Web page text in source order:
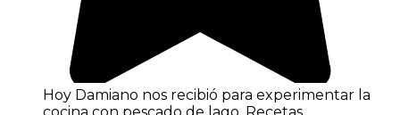
Hoy Damiano nos recibió para experimentar la